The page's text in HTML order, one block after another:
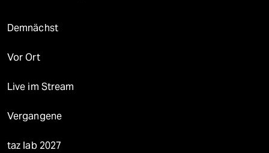
Demnächst
Vor Ort
Live im Stream
Vergangene
taz lab 2027